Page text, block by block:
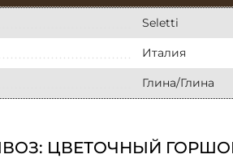
Seletti
Италия
Глина/Глина
ЦВЕТОЧНЫЙ ГОРШОК